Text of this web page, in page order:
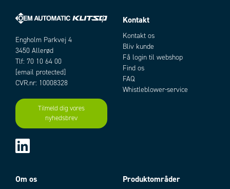
Artikler
Add to existing cart row
Engholm Parkvej 4
3450 Allerød
Tlf: 70 10 64 00
[email protected]
CVR.nr: 10008328
Tilmeld dig vores
nyhedsbrev
Kontakt
Kontakt os
Bliv kunde
Få login til webshop
Find os
FAQ
Whistleblower-service
Om os Produktområder